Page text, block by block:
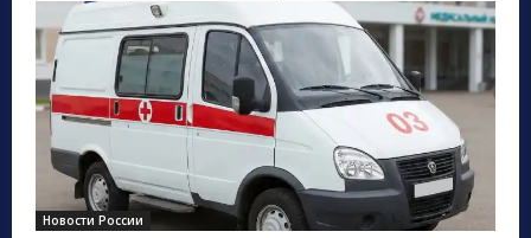
Новости России